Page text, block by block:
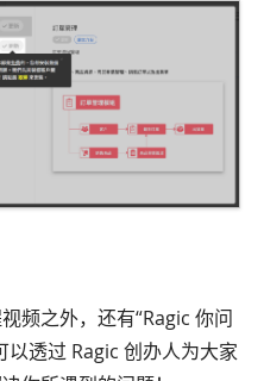
频之外，还有“Ragic 你问
透过 Ragic 创办人为大家